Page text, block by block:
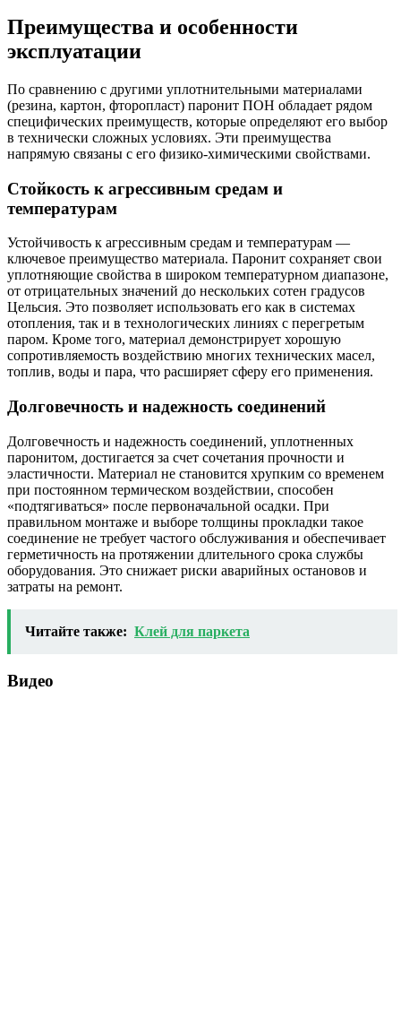
Преимущества и особенности
эксплуатации
По сравнению с другими уплотнительными материалами
(резина, картон, фторопласт) паронит ПОН обладает рядом
специфических преимуществ, которые определяют его выбор
в технически сложных условиях. Эти преимущества
напрямую связаны с его физико-химическими свойствами.
Стойкость к агрессивным средам и
температурам
Устойчивость к агрессивным средам и температурам —
ключевое преимущество материала. Паронит сохраняет свои
уплотняющие свойства в широком температурном диапазоне,
от отрицательных значений до нескольких сотен градусов
Цельсия. Это позволяет использовать его как в системах
отопления, так и в технологических линиях с перегретым
паром. Кроме того, материал демонстрирует хорошую
сопротивляемость воздействию многих технических масел,
топлив, воды и пара, что расширяет сферу его применения.
Долговечность и надежность соединений
Долговечность и надежность соединений, уплотненных
паронитом, достигается за счет сочетания прочности и
эластичности. Материал не становится хрупким со временем
при постоянном термическом воздействии, способен
«подтягиваться» после первоначальной осадки. При
правильном монтаже и выборе толщины прокладки такое
соединение не требует частого обслуживания и обеспечивает
герметичность на протяжении длительного срока службы
оборудования. Это снижает риски аварийных остановов и
затраты на ремонт.
Читайте также: Клей для паркета
Видео